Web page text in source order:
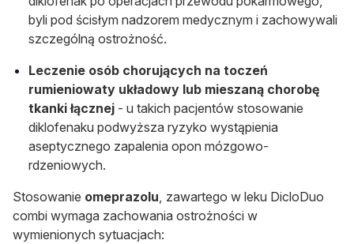
byli pod ścisłym nadzorem medycznym i zachowywali
szczególną ostrożność.
Leczenie osób chorujących na toczeń
rumieniowaty układowy lub mieszaną chorobę
tkanki łącznej - u takich pacjentów stosowanie
diklofenaku podwyższa ryzyko wystąpienia
aseptycznego zapalenia opon mózgowo-
rdzeniowych.
Stosowanie omeprazolu, zawartego w leku DicloDuo
combi wymaga zachowania ostrożności w
wymienionych sytuacjach: